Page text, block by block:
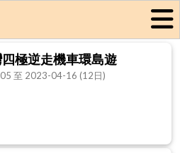
極逆走機車環島遊
至 2023-04-16 (12日)